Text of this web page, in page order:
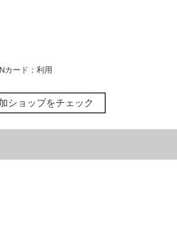
カード ：利用
ショップをチェック